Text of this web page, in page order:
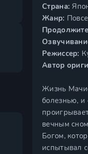
Страна:
Жанр:
Режиссер:
Автор
Жизнь
болезнью, и
вечным
Богом,
испытывал